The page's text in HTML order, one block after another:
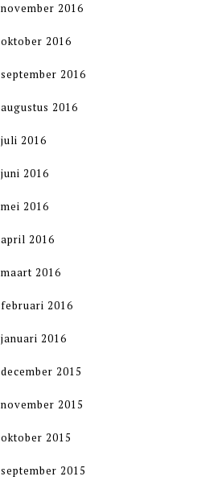
november 2016
oktober 2016
september 2016
augustus 2016
juli 2016
juni 2016
mei 2016
april 2016
maart 2016
februari 2016
januari 2016
december 2015
november 2015
oktober 2015
september 2015